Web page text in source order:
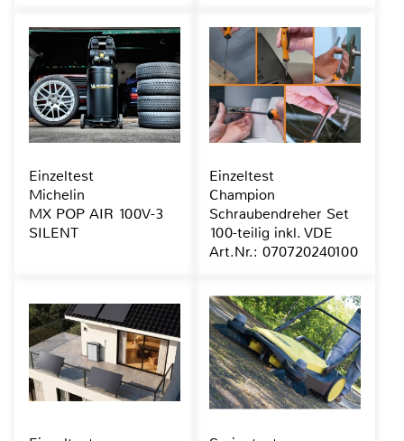
Einzeltest
Michelin
MX POP AIR 100V-3
SILENT
Einzeltest
Champion
Schraubendreher Set
100-teilig inkl. VDE
Art.Nr.: 070720240100